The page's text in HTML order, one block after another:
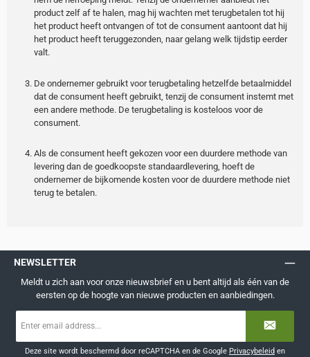
product zelf af te halen, mag hij wachten met terugbetalen tot hij
het product heeft ontvangen of tot de consument aantoont dat hij
het product heeft teruggezonden, naar gelang welk tijdstip eerder
valt.
De ondernemer gebruikt voor terugbetaling hetzelfde betaalmiddel
dat de consument heeft gebruikt, tenzij de consument instemt met
een andere methode. De terugbetaling is kosteloos voor de
consument.
Als de consument heeft gekozen voor een duurdere methode van
levering dan de goedkoopste standaardlevering, hoeft de
ondernemer de bijkomende kosten voor de duurdere methode niet
terug te betalen.
NEWSLETTER
Meldt u zich aan voor onze nieuwsbrief en u bent altijd als één van de
eersten op de hoogte van nieuwe producten en aanbiedingen.
mailadres
Deze site wordt beschermd door reCAPTCHA en de Google Privacybeleid en